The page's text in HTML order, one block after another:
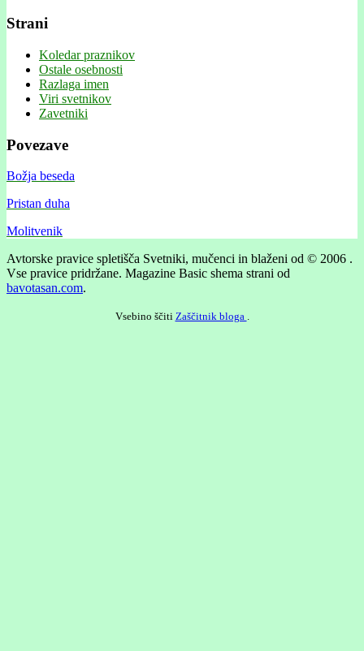
Strani
Koledar praznikov
Ostale osebnosti
Razlaga imen
Viri svetnikov
Zavetniki
Povezave
Božja beseda
Pristan duha
Molitvenik
Avtorske pravice spletišča Svetniki, mučenci in blaženi od © 2006 .
Vse pravice pridržane. Magazine Basic shema strani od
bavotasan.com.
Vsebino ščiti Zaščitnik bloga .